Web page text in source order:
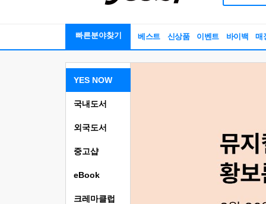
빠른분야찾기 베스트 신상품 이벤트 바이백 매
YES NOW
국내도서
외국도서
중고샵
eBook
크레마클럽